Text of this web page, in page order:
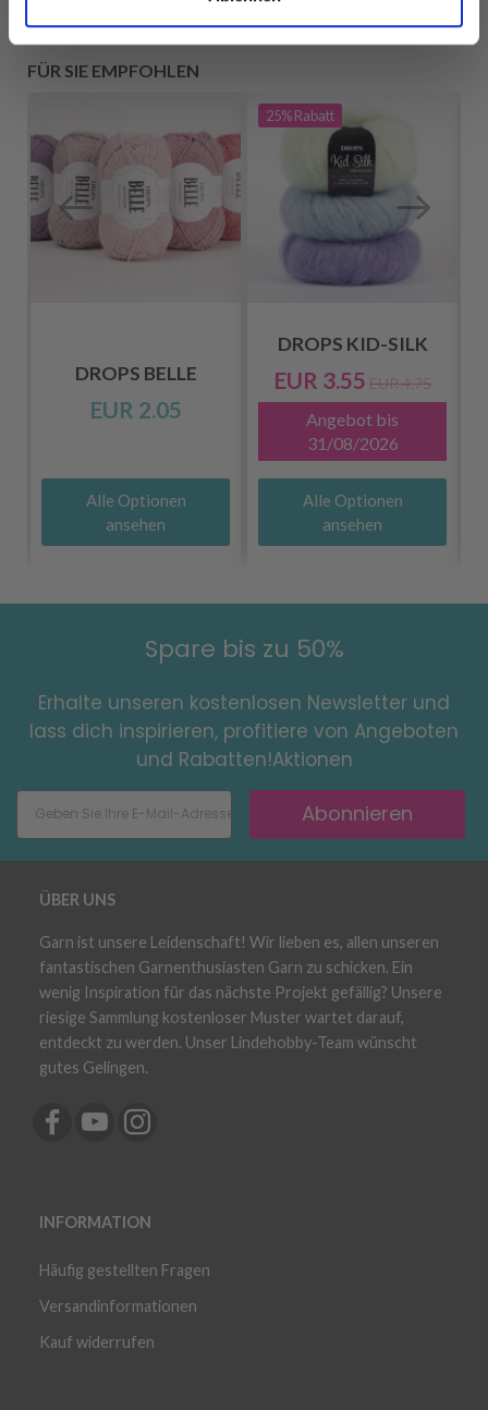
FÜR SIE EMPFOHLEN
DROPS BELLE
EUR 2.05
Alle Optionen
ansehen
25%Rabatt
DROPS KID-SILK
EUR 3.55 EUR 4.75
Angebot bis
31/08/2026
Alle Optionen
ansehen
Spare bis zu 50%
Erhalte unseren kostenlosen Newsletter und
lass dich inspirieren, profitiere von Angeboten
und Rabatten!Aktionen
Abonnieren
ÜBER UNS
Garn ist unsere Leidenschaft! Wir lieben es, allen unseren
fantastischen Garnenthusiasten Garn zu schicken. Ein
wenig Inspiration für das nächste Projekt gefällig? Unsere
riesige Sammlung kostenloser Muster wartet darauf,
entdeckt zu werden. Unser Lindehobby-Team wünscht
gutes Gelingen.
INFORMATION
Häufig gestellten Fragen
Versandinformationen
Kauf widerrufen